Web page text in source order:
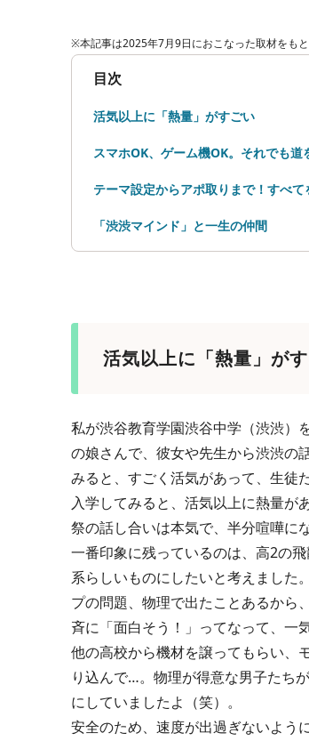
※本記事は2025年7月9日におこなった取材をもと
目次
活気以上に「熱量」がすごい
スマホOK、ゲーム機OK。それでも道
テーマ設定からアポ取りまで！すべ
「渋渋マインド」と一生の仲間
活気以上に「熱量」が
私が渋谷教育学園渋谷中学（渋渋）
の娘さんで、彼女や先生から渋渋の
みると、すごく活気があって、生徒
入学してみると、活気以上に熱量が
祭の話し合いは本気で、半分喧嘩に
一番印象に残っているのは、高2の
系らしいものにしたいと考えました
プの問題、物理で出たことあるから
斉に「面白そう！」ってなって、一
他の高校から機材を譲ってもらい、
り込んで…。物理が得意な男子たち
にしていましたよ（笑）。
安全のため、速度が出過ぎないよう